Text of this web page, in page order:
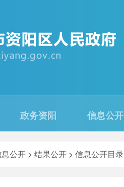
政务资阳 信息公开
公开 > 结果公开 > 信息公开目录